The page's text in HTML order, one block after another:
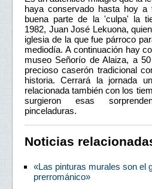
haya conservado hasta hoy
buena parte de la 'culpa' la
1982, Juan José Lekuona,
iglesia de la que fue párroco
mediodía. A continuación hay
museo Señorío de Alaiza, a
precioso caserón tradicional
historia. Cerrará la jornada
relacionada también con los
surgieron esas
pinceladuras.
Noticias
«Las pinturas murales son el
prerrománico»